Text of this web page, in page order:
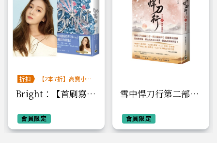
折扣
【2本7折】高寶小說
Bright：【首刷寫真
會員限定
雪中悍刀行第二部：
會員限定